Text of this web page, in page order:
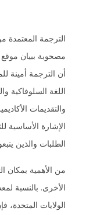
الترجمة المعتمدة
مصحوبة ببيان
أن الترجمة أمينة
اللغة السلوفاكية
والتقديمات
الإشارة الأساسية
الطلبات والذين
من الأهمية بمكان
الأخرى. بالنسبة
الولايات المتحدة،